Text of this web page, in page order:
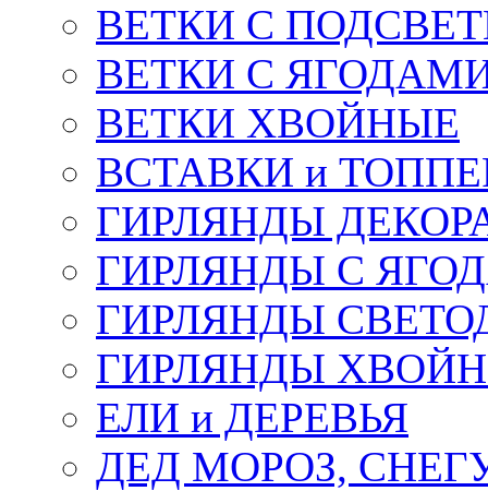
ВЕТКИ С
ВЕТКИ С
ВЕТКИ ХВОЙНЫЕ
ВСТАВКИ и
ГИРЛЯНДЫ
ГИРЛЯНДЫ С
ГИРЛЯНДЫ
ГИРЛЯНДЫ
ЕЛИ и ДЕРЕВЬЯ
ДЕД МОРОЗ,